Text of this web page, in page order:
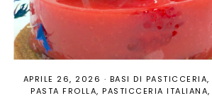
APRILE 26, 2026 · BASI DI PASTICCERIA
PASTA FROLLA PASTICCERIA ITALIANA